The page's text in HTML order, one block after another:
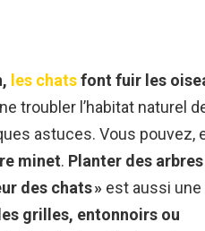
les chatsfont fuir les
troubler l’habitat naturel
astuces. Vous pouvez,
minet. Planter des arbres
des chats » est aussi une
grilles, entonnoirs ou